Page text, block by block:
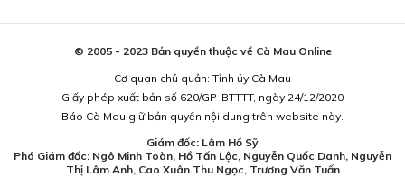
© 2005 - 2023 Bản quyền thuộc về Cà Mau Online
Cơ quan chủ quản: Tỉnh ủy Cà Mau
Giấy phép xuất bản số 620/GP-BTTTT, ngày 24/12/2020
Báo Cà Mau giữ bản quyền nội dung trên website này.
Giám đốc: Lâm Hồ Sỹ
Phó Giám đốc: Ngô Minh Toàn, Hồ Tấn Lộc, Nguyễn Quốc Danh, Nguyễn
Thị Lâm Anh, Cao Xuân Thu Ngọc, Trương Văn Tuấn